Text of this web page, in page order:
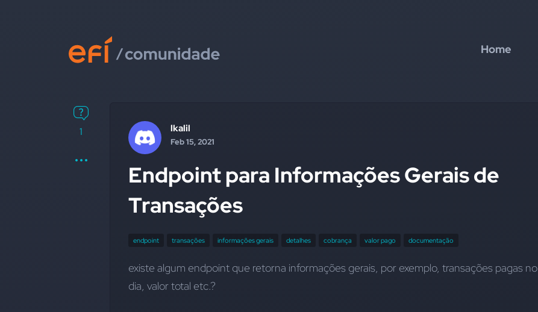
Home
1 lkalil
Feb 15, 2021
Endpoint para Informações Gerais de
Transações
endpoint transações informações gerais detalhes cobrança valor pago documentação
existe algum endpoint que retorna informações gerais, por exemplo, transações pagas no
dia, valor total etc.?